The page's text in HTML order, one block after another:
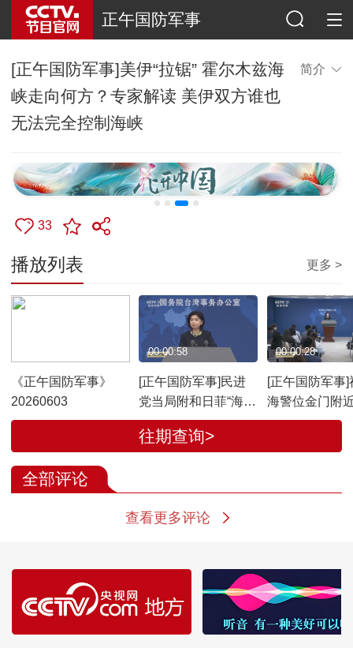
正午国防军事
[正午国防军事]美伊“拉锯” 霍尔木兹海
峡走向何方？专家解读 美伊双方谁也
无法完全控制海峡
简介
33
播放列表 更多 >
《正午国防军事》
20260603
[正午国防军事]民进
党当局附和日菲“海域
划界谈判” 国务院台
办：严重侵害中国海
00:00:58
[正午国防军事]
海警位金门附
依法开展执法
00:00:28
往期查询>
全部评论
查看更多评论